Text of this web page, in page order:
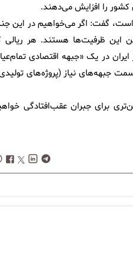
را افزایش می‌دهند.
است، گفت: اگر می‌خواهیم در این
این ظرفیت‌ها هستند. هر ریالی
در یک «جبهه اقتصادی
جبهه‌های نیاز (پروژه‌های
برای جبران عقب‌افتادگی